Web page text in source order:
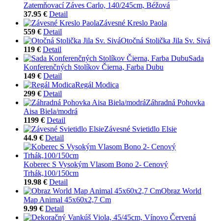
Zatemňovací Záves Carlo, 140/245cm, Béžová
37.95 € Detail
Závesné Kreslo Paola
559 € Detail
Otočná Stolička Jila Sv. Sivá
119 € Detail
Sada
Konferenčných Stolíkov Čierna, Farba Dubu
149 € Detail
Regál Modica
299 € Detail
Záhradná Pohovka
Aisa Biela/modrá
1199 € Detail
Závesné Svietidlo Elsie
44.9 € Detail
Koberec S Vysokým Vlasom Bono 2- Cenový
Trhák,100/150cm
19.98 € Detail
Obraz World
Map Animal 45x60x2,7 Cm
9.99 € Detail